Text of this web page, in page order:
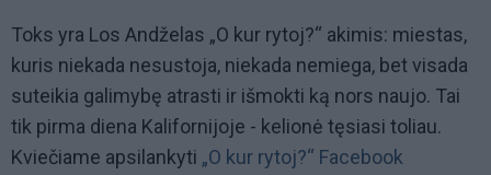
Toks yra Los Andželas „O kur rytoj?“ akimis: miestas,
kuris niekada nesustoja, niekada nemiega, bet visada
suteikia galimybę atrasti ir išmokti ką nors naujo. Tai
tik pirma diena Kalifornijoje - kelionė tęsiasi toliau.
Kviečiame apsilankyti „O kur rytoj?“ Facebook